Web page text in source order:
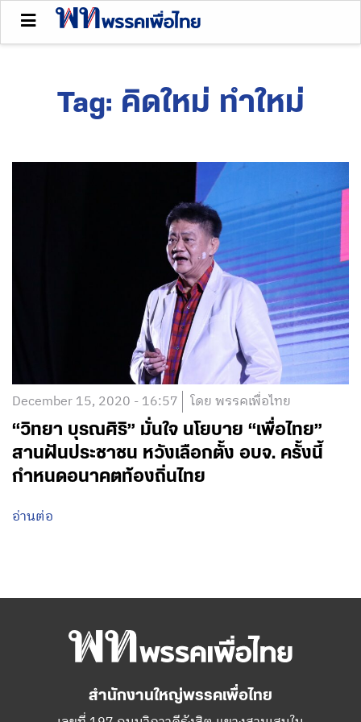
Tag: คิดใหม่ ทำใหม่
December 15, 2020 - 16:57 โดย พรรคเพื่อไทย
“วิทยา บุรณศิริ” มั่นใจ นโยบาย “เพื่อไทย”
สานฝันประชาชน หวังเลือกตั้ง อบจ. ครั้งนี้
กำหนดอนาคตท้องถิ่นไทย
อ่านต่อ
สำนักงานใหญ่พรรคเพื่อไทย